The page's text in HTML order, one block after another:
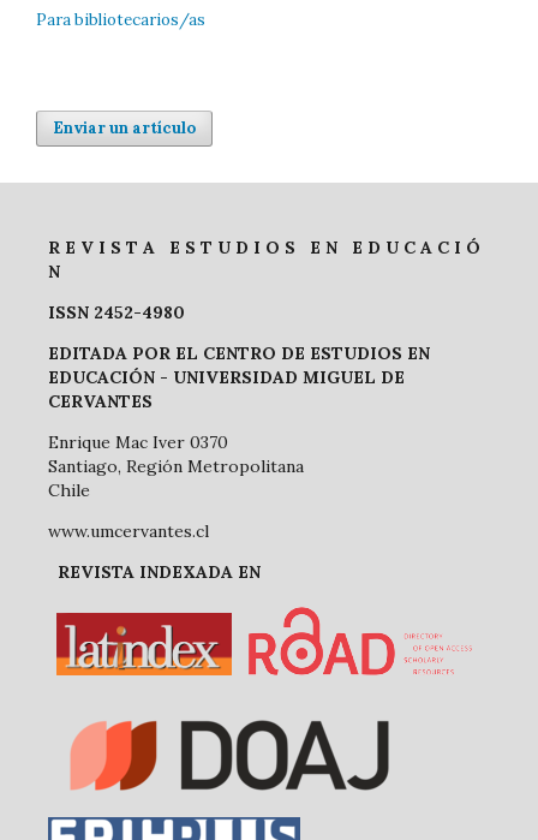
Para bibliotecarios/as
Enviar un artículo
R E V I S T A E S T U D I O S E N E D U C A C I Ó
N
ISSN 2452-4980
EDITADA POR EL CENTRO DE ESTUDIOS EN
EDUCACIÓN - UNIVERSIDAD MIGUEL DE
CERVANTES
Enrique Mac Iver 0370
Santiago, Región Metropolitana
Chile
www.umcervantes.cl
REVISTA INDEXADA EN